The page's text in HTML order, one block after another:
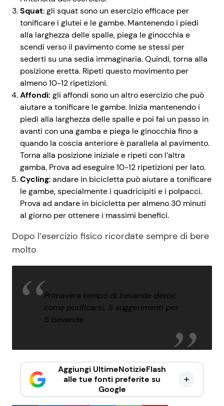
Squat: gli squat sono un esercizio efficace per
tonificare i glutei e le gambe. Mantenendo i piedi
alla larghezza delle spalle, piega le ginocchia e
scendi verso il pavimento come se stessi per
sederti su una sedia immaginaria. Quindi, torna alla
posizione eretta. Ripeti questo movimento per
almeno 10-12 ripetizioni.
Affondi: gli affondi sono un altro esercizio che può
aiutare a tonificare le gambe. Inizia mantenendo i
piedi alla larghezza delle spalle e poi fai un passo in
avanti con una gamba e piega le ginocchia fino a
quando la coscia anteriore è parallela al pavimento.
Torna alla posizione iniziale e ripeti con l’altra
gamba. Prova ad eseguire 10-12 ripetizioni per lato.
Cycling: andare in bicicletta può aiutare a tonificare
le gambe, specialmente i quadricipiti e i polpacci.
Prova ad andare in bicicletta per almeno 30 minuti
al giorno per ottenere i massimi benefici.
Dopo l’esercizio fisico ricordate sempre di bere
molto
Primavera tempo di bevande detox:
come purificarsi, 5 suggerimenti per
5 bevande
Aggiungi UltimeNotizieFlash
alle tue fonti preferite su
Google